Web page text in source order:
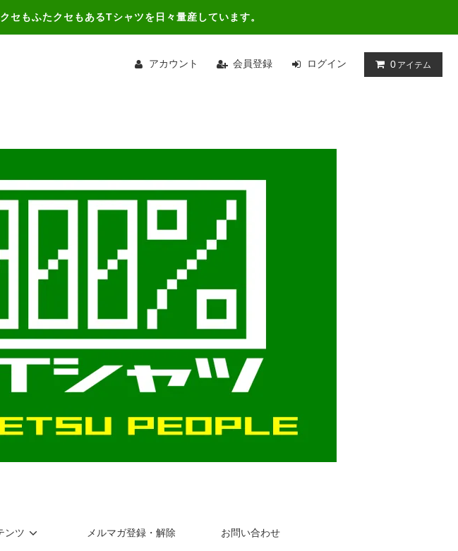
セもふたクセもあるTシャツを日々量産しています。
アカウント 会員登録 ログイン 0 アイテム
ンツ メルマガ登録・解除 お問い合わせ